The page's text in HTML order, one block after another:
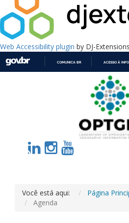
Web Accessibility plugin by DJ-
IR
PARA
O
CONTEÚDO
COMUNICA BR ACESSO À
Você está aqui: Página
Agenda